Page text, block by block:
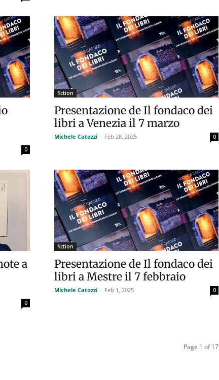
0
fiction
Presentazione de Il fondaco dei
libri a Venezia il 7 marzo
Michele Catozzi - Feb 28, 2025 0
a
0
fiction
Presentazione de Il fondaco dei
libri a Mestre il 7 febbraio
Michele Catozzi - Feb 1, 2025 0
Page 1 of 17